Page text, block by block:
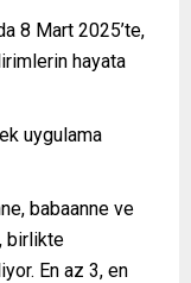
8 Mart 2025’te,
hayata
uygulama
babaanne ve
birlikte
En az 3, en